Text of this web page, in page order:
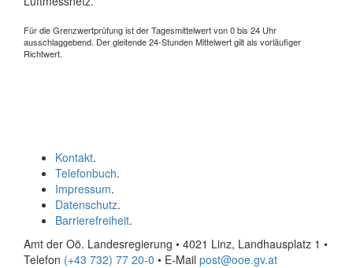
Für die Grenzwertprüfung ist der Tagesmittelwert von 0 bis 24 Uhr
ausschlaggebend. Der gleitende 24-Stunden Mittelwert gilt als vorläufiger
Richtwert.
Kontakt.
Telefonbuch.
Impressum.
Datenschutz.
Barrierefreiheit.
Amt der Oö. Landesregierung • 4021 Linz, Landhausplatz 1 •
Telefon (+43 732) 77 20-0 • E-Mail post@ooe.gv.at